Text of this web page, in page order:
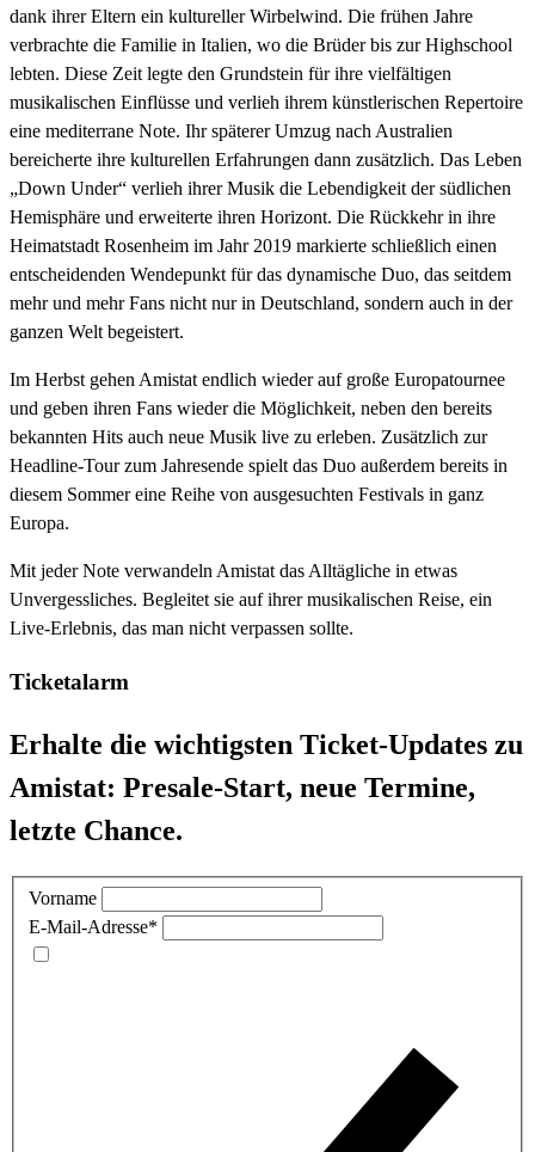
dank ihrer Eltern ein kultureller Wirbelwind. Die frühen Jahre
verbrachte die Familie in Italien, wo die Brüder bis zur Highschool
lebten. Diese Zeit legte den Grundstein für ihre vielfältigen
musikalischen Einflüsse und verlieh ihrem künstlerischen Repertoire
eine mediterrane Note. Ihr späterer Umzug nach Australien
bereicherte ihre kulturellen Erfahrungen dann zusätzlich. Das Leben
„Down Under“ verlieh ihrer Musik die Lebendigkeit der südlichen
Hemisphäre und erweiterte ihren Horizont. Die Rückkehr in ihre
Heimatstadt Rosenheim im Jahr 2019 markierte schließlich einen
entscheidenden Wendepunkt für das dynamische Duo, das seitdem
mehr und mehr Fans nicht nur in Deutschland, sondern auch in der
ganzen Welt begeistert.
Im Herbst gehen Amistat endlich wieder auf große Europatournee
und geben ihren Fans wieder die Möglichkeit, neben den bereits
bekannten Hits auch neue Musik live zu erleben. Zusätzlich zur
Headline-Tour zum Jahresende spielt das Duo außerdem bereits in
diesem Sommer eine Reihe von ausgesuchten Festivals in ganz
Europa.
Mit jeder Note verwandeln Amistat das Alltägliche in etwas
Unvergessliches. Begleitet sie auf ihrer musikalischen Reise, ein
Live-Erlebnis, das man nicht verpassen sollte.
Ticketalarm
Erhalte die wichtigsten Ticket-Updates zu
Amistat: Presale-Start, neue Termine,
letzte Chance.
Vorname
E-Mail-Adresse*